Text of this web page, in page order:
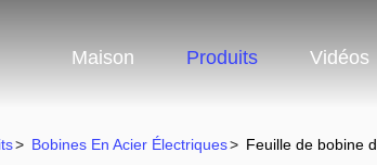
Maison Produits Vidéos
> Bobines En Acier Électriques> Feuille de bobine